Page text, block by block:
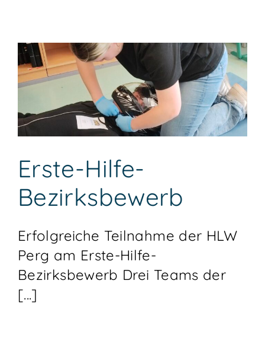
Erste-Hilfe-
Bezirksbewerb
Erfolgreiche Teilnahme der HLW
Perg am Erste-Hilfe-
Bezirksbewerb Drei Teams der
[...]